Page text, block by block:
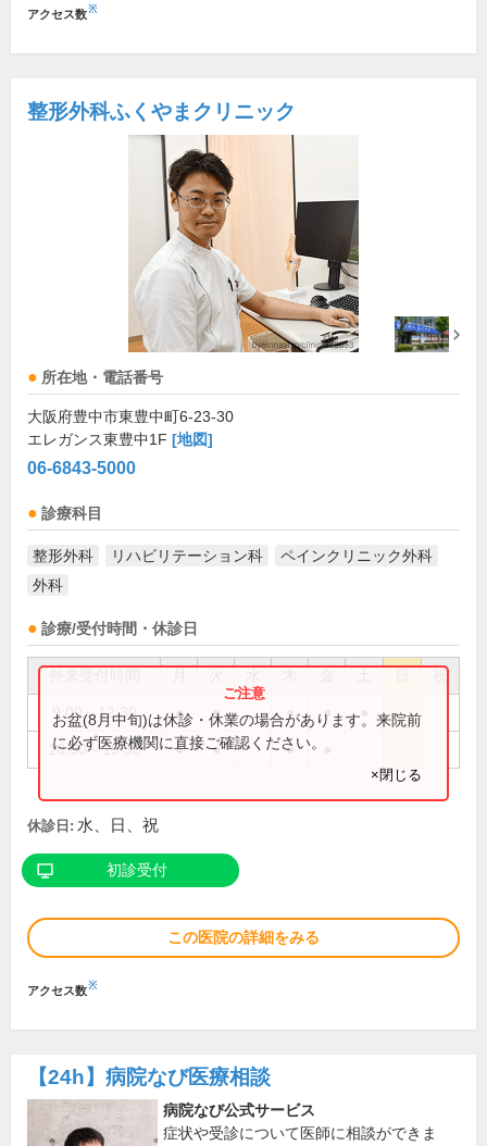
アクセス数※
整形外科ふくやまクリニック
所在地・電話番号
大阪府豊中市東豊中町6-23-30
エレガンス東豊中1F [地図]
06-6843-5000
診療科目
整形外科 リハビリテーション科
ペインクリニック外科
外科
診療/受付時間・休診日
祝
9:00～12:30 ● ● ● ●
16:00～19:30 ● ● ●
お盆(8月中旬)は休診・休業の場合があります。来院前
に必ず医療機関に直接ご確認ください。
×閉じる
休診日: 水、日、祝
初診受付
この医院の詳細をみる
アクセス数※
【24h】 病院なび医療相談
病院なび公式サービス
症状や受診について医師に相談ができま